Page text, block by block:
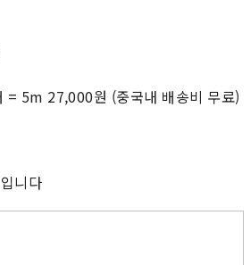
5m 27,000원 (중국내 배송비 무료)
니다